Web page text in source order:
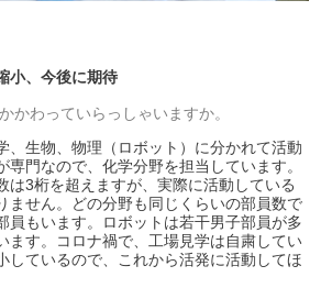
小、今後に期待
かわっていらっしゃいますか。
、生物、物理（ロボット）に分かれて活動
専門なので、化学分野を担当しています。
は3桁を超えますが、実際に活動している
ません。どの分野も同じくらいの部員数で
員もいます。ロボットは若干男子部員が多
ます。コロナ禍で、工場見学は自粛してい
しているので、これから活発に活動してほ